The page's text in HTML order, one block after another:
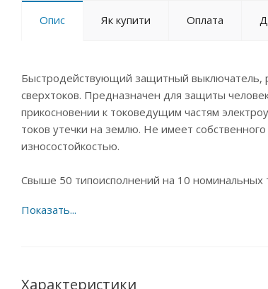
Опис Як купити Оплата
Быстродействующий защитный
сверхтоков. Предназначен для защиты
прикосновении к токоведущим частям
токов утечки на землю. Не имеет
износостойкостью.
Свыше 50 типоисполнений на 10 номинальных
Преимущества:
• Широкий диапазон рабочих температур от -
Характеристики